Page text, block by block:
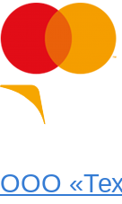
ООО